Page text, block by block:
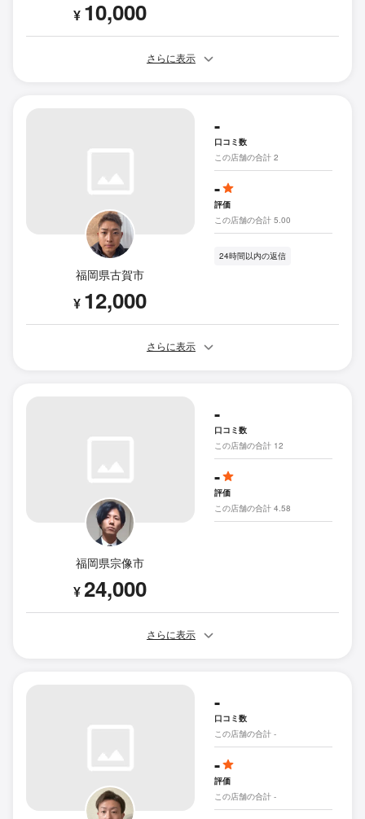
¥ 10,000
さらに表示
福岡県古賀市
¥ 12,000
-
口コミ数
この店舗の合計 2
-
評価
この店舗の合計 5.00
24時間以内の返信
さらに表示
福岡県宗像市
¥24,000
-
口コミ数
この店舗の合計 12
-
評価
この店舗の合計 4.58
さらに表示
-
口コミ数
この店舗の合計 -
-
評価
この店舗の合計 -